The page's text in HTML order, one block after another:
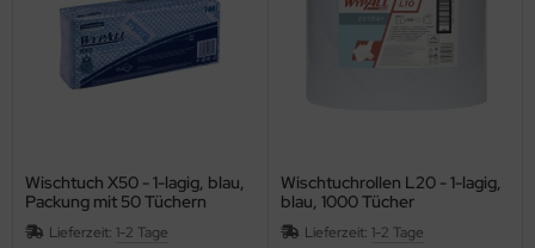
Wischtuch X50 - 1-lagig, blau,
Packung mit 50 Tüchern
Lieferzeit: 1-2 Tage
Wischtuchrollen L20 - 1-lagig,
blau, 1000 Tücher
Lieferzeit: 1-2 Tage